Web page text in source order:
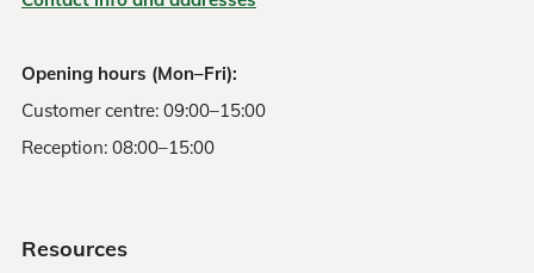
Opening hours (Mon–Fri):
Customer centre: 09:00–15:00
Reception: 08:00–15:00
Resources